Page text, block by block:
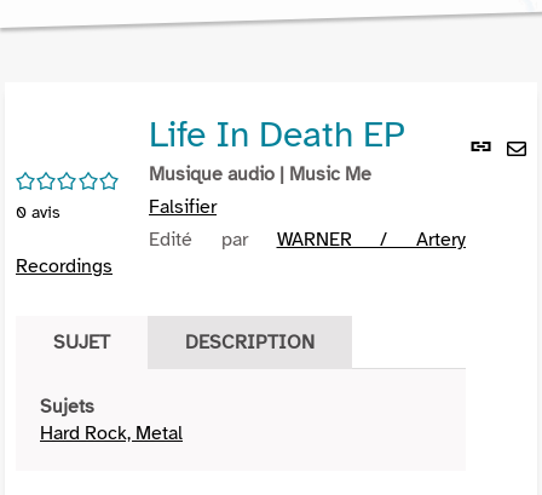
Lien
/5
0 avis
Life In Death EP
Musique audio | Music Me
Falsifier
Edité par WARNER / Artery
Recordings
SUJET DESCRIPTION
Sujets
Hard Rock, Metal